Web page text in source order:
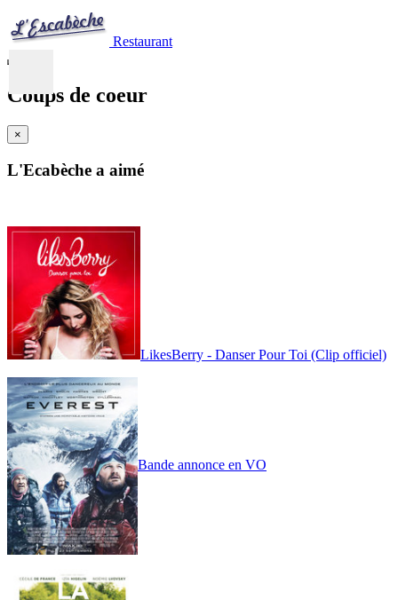
Restaurant
Coups de coeur
×
L'Ecabèche a aimé
LikesBerry - Danser Pour Toi (Clip officiel)
Bande annonce en VO